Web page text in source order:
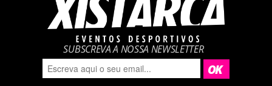
SUBSCREVA A NOSSA NEWSLETTER